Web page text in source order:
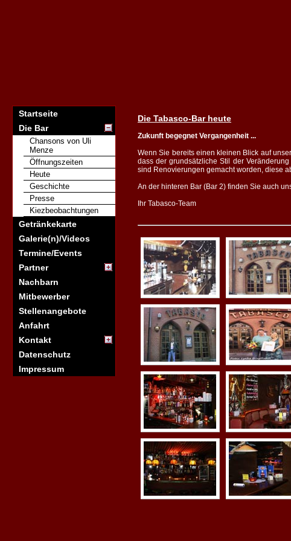
Startseite
Die Bar
Chansons von Uli
Menze
Öffnungszeiten
Heute
Geschichte
Presse
Kiezbeobachtungen
Getränkekarte
Galerie(n)/Videos
Termine/Events
Partner
Nachbarn
Mitbewerber
Stellenangebote
Anfahrt
Kontakt
Datenschutz
Impressum
Die Tabasco-Bar heute
Zukunft begegnet Vergangenheit ...
Wenn Sie bereits einen kleinen Blick auf
dass der grundsätzliche Stil der
sind Renovierungen gemacht worden, diese
An der hinteren Bar (Bar 2) finden Sie auch
Ihr Tabasco-Team